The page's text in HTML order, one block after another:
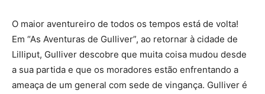
O maior aventureiro de todos os tempos está de volta!
Em “As Aventuras de Gulliver”, ao retornar à cidade de
Lilliput, Gulliver descobre que muita coisa mudou desde
a sua partida e que os moradores estão enfrentando a
ameaça de um general com sede de vingança. Gulliver é